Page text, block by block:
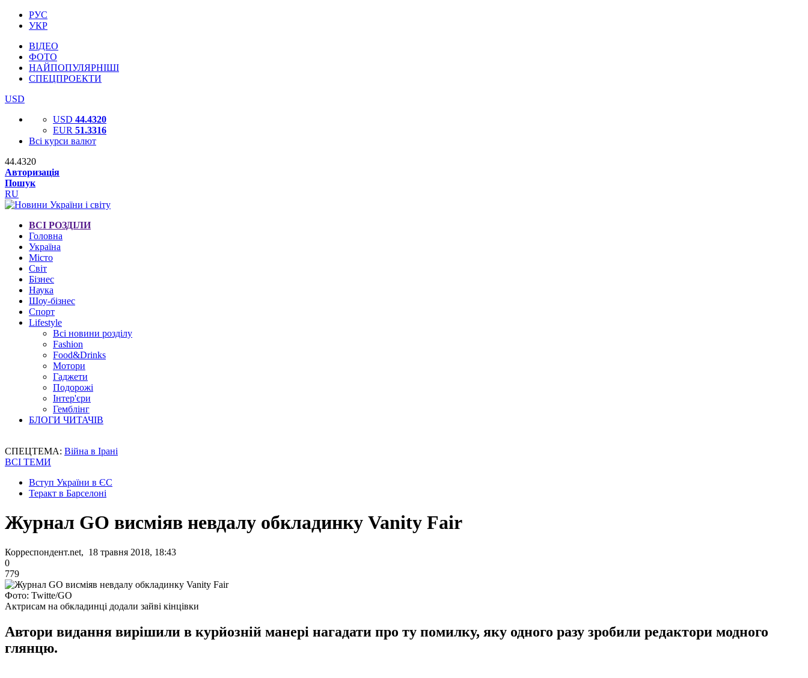
РУС
УКР
ВІДЕО
ФОТО
НАЙПОПУЛЯРНІШІ
СПЕЦПРОЕКТИ
USD
USD 44.4320
EUR 51.3316
Всі курси валют
44.4320
Авторизація
Пошук
RU
ВСІ РОЗДІЛИ
Головна
Україна
Місто
Світ
Бізнес
Наука
Шоу-бізнес
Спорт
Lifestyle
Всі новини розділу
Fashion
Food&Drinks
Мотори
Гаджети
Подорожі
Інтер'єри
Гемблінг
БЛОГИ ЧИТАЧІВ
СПЕЦТЕМА: Війна в Ірані
ВСІ ТЕМИ
Вступ України в ЄС
Теракт в Барселоні
Журнал GO висміяв невдалу обкладинку Vanity Fair
Корреспондент.net, 18 травня 2018, 18:43
0
779
Фото: Twitte/GO
Актрисам на обкладинці додали зайві кінцівки
Автори видання вирішили в курйозній манері нагадати про ту помилку, яку одного разу зробили редактори модного
глянцю.